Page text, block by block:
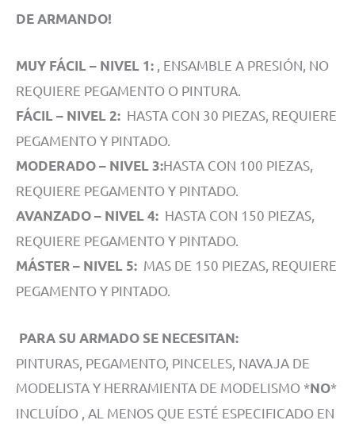
DE ARMANDO!
MUY FÁCIL – NIVEL 1: , ENSAMBLE A PRESIÓN, NO
REQUIERE PEGAMENTO O PINTURA.
FÁCIL – NIVEL 2: HASTA CON 30 PIEZAS, REQUIERE
PEGAMENTO Y PINTADO.
MODERADO – NIVEL 3:HASTA CON 100 PIEZAS,
REQUIERE PEGAMENTO Y PINTADO.
AVANZADO – NIVEL 4: HASTA CON 150 PIEZAS,
REQUIERE PEGAMENTO Y PINTADO.
MÁSTER – NIVEL 5: MAS DE 150 PIEZAS, REQUIERE
PEGAMENTO Y PINTADO.
PARA SU ARMADO SE NECESITAN:
PINTURAS, PEGAMENTO, PINCELES, NAVAJA DE
MODELISTA Y HERRAMIENTA DE MODELISMO *NO*
INCLUÍDO , AL MENOS QUE ESTÉ ESPECIFICADO EN